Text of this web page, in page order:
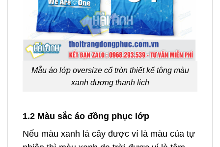
Mẫu áo lớp oversize cổ tròn thiết kế tông màu
xanh dương thanh lịch
1.2 Màu sắc áo đồng phục lớp
Nếu màu xanh lá cây được ví là màu của tự